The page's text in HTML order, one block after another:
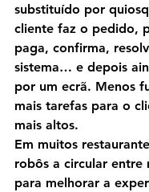
substituído por
cliente faz o pedido,
paga, confirma,
sistema… e depois
por um ecrã. Menos
mais tarefas para o
mais altos.
Em muitos
robôs a circular entre
para melhorar a